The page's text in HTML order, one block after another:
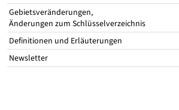
Gebietsveränderungen,
Änderungen zum Schlüsselverzeichnis
Definitionen und Erläuterungen
Newsletter